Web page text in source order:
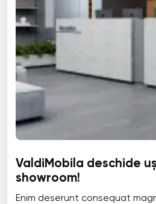
ValdiMobila deschide
showroom!
Enim deserunt consequat